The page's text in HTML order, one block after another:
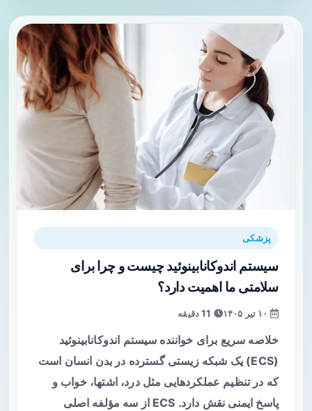
پزشکی
سیستم اندوکانابینوئید چیست و چرا برای
سلامتی ما اهمیت دارد؟
خلاصه سریع برای خواننده سیستم اندوکانابینوئید
(ECS) یک شبکه زیستی گسترده در بدن انسان است
که در تنظیم عملکردهایی مثل درد، اشتها، خواب و
پاسخ ایمنی نقش دارد. ECS از سه مؤلفه اصلی